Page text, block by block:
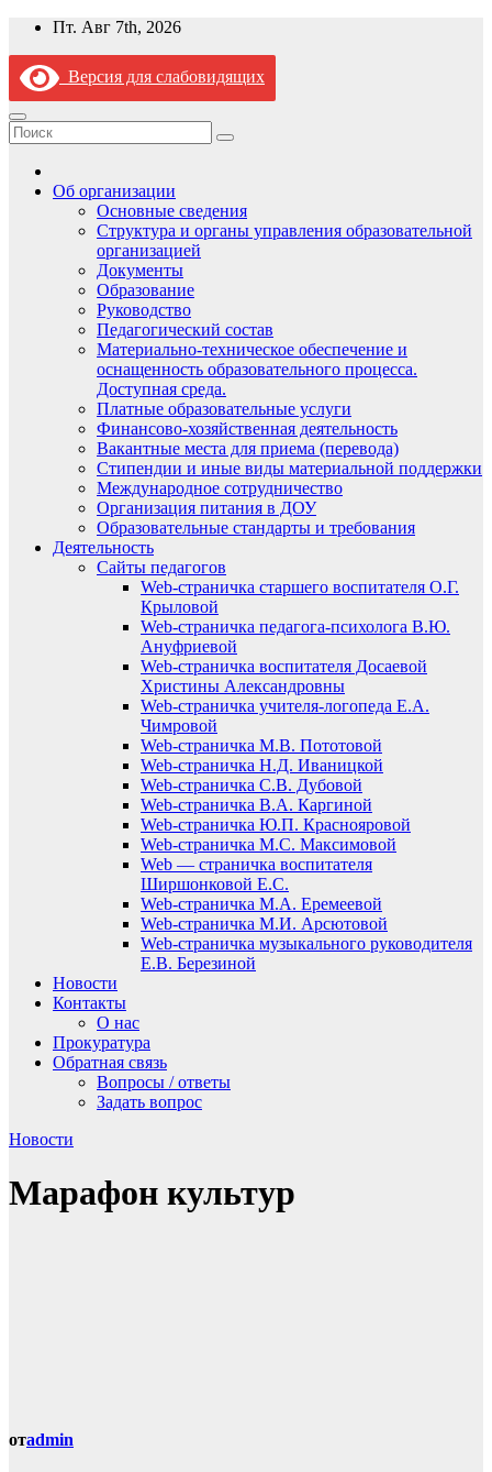
Перейти
содержимому
Пт. Авг 7th, 2026
Версия для слабовидящих
Об организации
Основные сведения
Структура и органы управления образовательной
организацией
Документы
Образование
Руководство
Педагогический состав
Материально-техническое обеспечение и
оснащенность образовательного процесса.
Доступная среда.
Платные образовательные услуги
Финансово-хозяйственная деятельность
Вакантные места для приема (перевода)
Стипендии и иные виды материальной поддержки
Международное сотрудничество
Организация питания в ДОУ
Образовательные стандарты и требования
Деятельность
Сайты педагогов
Web-страничка старшего воспитателя О.Г.
Крыловой
Web-страничка педагога-психолога В.Ю.
Ануфриевой
Web-страничка воспитателя Досаевой
Христины Александровны
Web-страничка учителя-логопеда Е.А.
Чимровой
Web-страничка М.В. Пототовой
Web-страничка Н.Д. Иваницкой
Web-страничка С.В. Дубовой
Web-страничка В.А. Каргиной
Web-страничка Ю.П. Краснояровой
Web-страничка М.С. Максимовой
Web — страничка воспитателя
Ширшонковой Е.С.
Web-страничка М.А. Еремеевой
Web-страничка М.И. Арсютовой
Web-страничка музыкального руководителя
Е.В. Березиной
Новости
Контакты
О нас
Прокуратура
Обратная связь
Вопросы / ответы
Задать вопрос
Новости
Марафон культур
отadmin